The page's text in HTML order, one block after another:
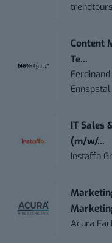
Content
Te...
Ennepetal
IT Sales
(m/w/...
Instaffo
Acura